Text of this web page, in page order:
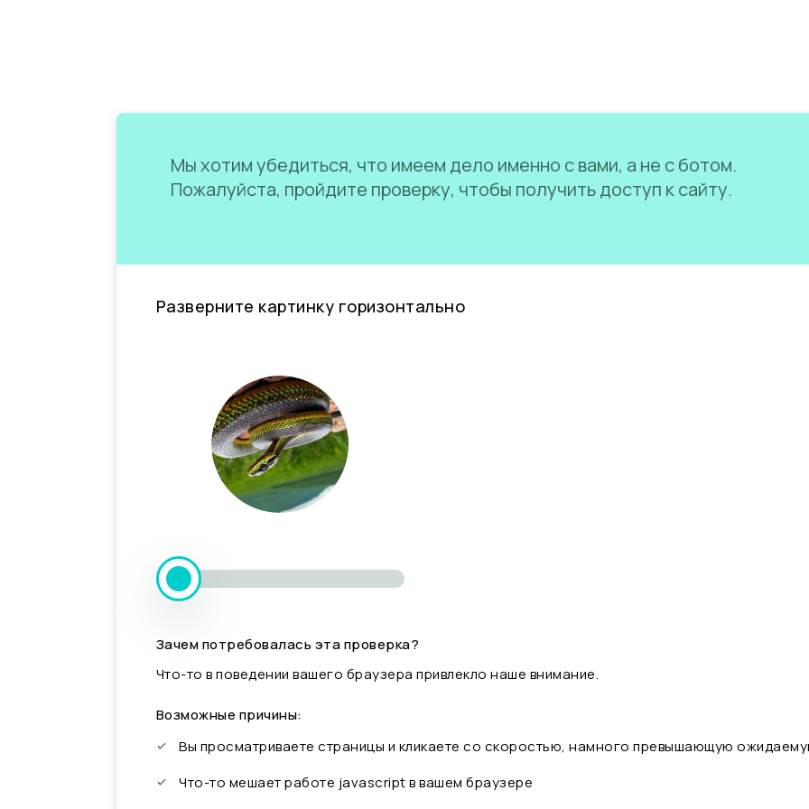
Мы хотим убедиться, что имеем дело именно с вами, а не с ботом.
Пожалуйста, пройдите проверку, чтобы получить доступ к сайту.
Разверните картинку горизонтально
Зачем потребовалась эта проверка?
Что-то в поведении вашего браузера привлекло наше внимание.
Возможные причины:
Вы просматриваете страницы и кликаете со скоростью, намного превышающую
Что-то мешает работе javascript в вашем браузере